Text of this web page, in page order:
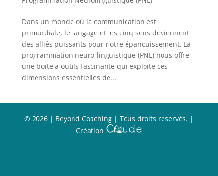
Dans un monde où la communication est
primordiale, le langage et les cinq sens deviennent
des alliés puissants pour notre épanouissement. La
programmation neuro-linguistique (PNL) nous offre
une boîte à outils fascinante qui exploite ces
dimensions essentielles de...
© 2026| Beyond Coaching | Tous droits réservés. |
Création